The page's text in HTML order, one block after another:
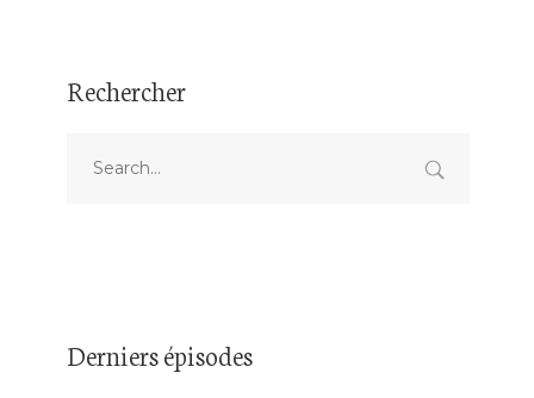
Rechercher
Derniers épisodes